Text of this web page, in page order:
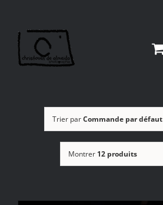
contenu
Trier parCommande par défaut
Montrer 12 produits